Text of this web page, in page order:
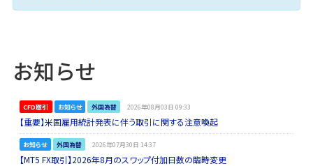
お知らせ
CFD取引 お知らせ 外国為替 2026年08月03日 09:33
【重要】米国雇用統計発表に伴う取引に関する注意喚起
お知らせ 外国為替 2026年07月30日 14:37
【MT5 FX取引】2026年8月のスワップ付加日数の臨時変更